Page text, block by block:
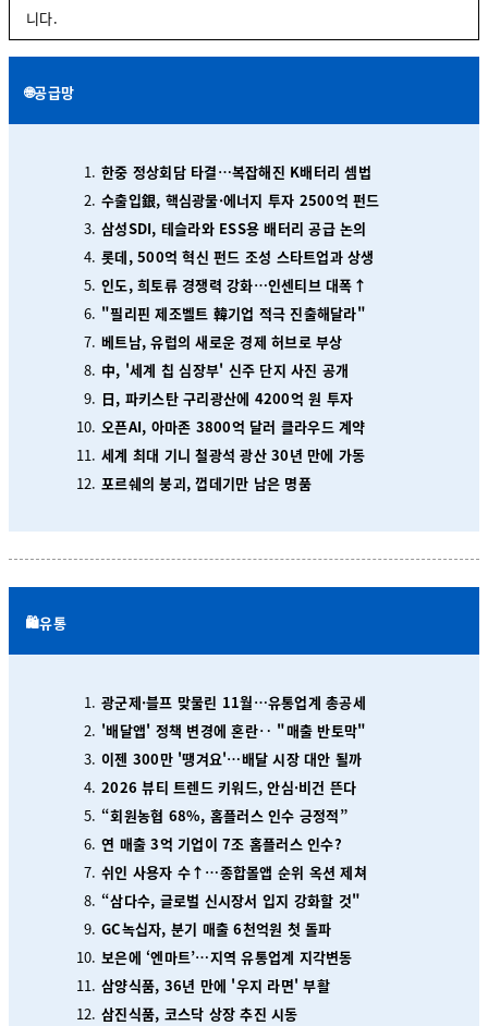
니다.
🌐공급망
한중 정상회담 타결…복잡해진 K배터리 셈법
수출입銀, 핵심광물·에너지 투자 2500억 펀드
삼성SDI, 테슬라와 ESS용 배터리 공급 논의
롯데, 500억 혁신 펀드 조성 스타트업과 상생
인도, 희토류 경쟁력 강화…인센티브 대폭↑
"필리핀 제조벨트 韓기업 적극 진출해달라"
베트남, 유럽의 새로운 경제 허브로 부상
中, '세계 칩 심장부' 신주 단지 사진 공개
日, 파키스탄 구리광산에 4200억 원 투자
오픈AI, 아마존 3800억 달러 클라우드 계약
세계 최대 기니 철광석 광산 30년 만에 가동
포르쉐의 붕괴, 껍데기만 남은 명품
🛍️유통
광군제·블프 맞물린 11월…유통업계 총공세
'배달앱' 정책 변경에 혼란‥ "매출 반토막"
이젠 300만 '땡겨요'…배달 시장 대안 될까
2026 뷰티 트렌드 키워드, 안심·비건 뜬다
“회원농협 68%, 홈플러스 인수 긍정적”
연 매출 3억 기업이 7조 홈플러스 인수?
쉬인 사용자 수↑…종합몰앱 순위 옥션 제쳐
“삼다수, 글로벌 신시장서 입지 강화할 것"
GC녹십자, 분기 매출 6천억원 첫 돌파
보은에 ‘엔마트’…지역 유통업계 지각변동
삼양식품, 36년 만에 '우지 라면' 부활
삼진식품, 코스닥 상장 추진 시동